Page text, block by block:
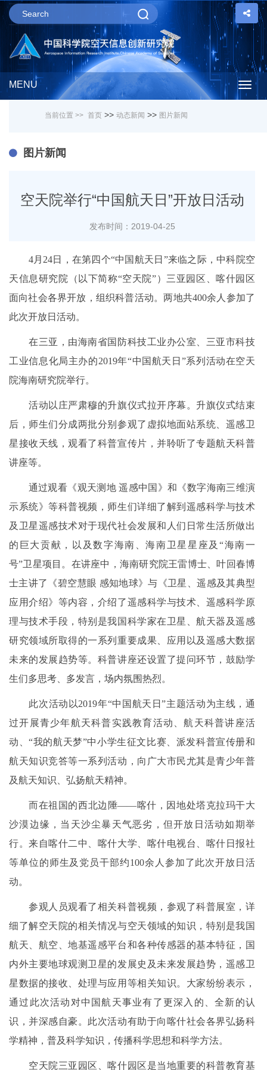
MENU
当前位置 >> 首页 >> 动态新闻 >> 图片新闻
图片新闻
空天院举行“中国航天日”开放日活动
发布时间：2019-04-25
4月24日，在第四个“中国航天日”来临之际，中科院空
天信息研究院（以下简称“空天院”）三亚园区、喀什园区
面向社会各界开放，组织科普活动。两地共400余人参加了
此次开放日活动。
在三亚，由海南省国防科技工业办公室、三亚市科技
工业信息化局主办的2019年“中国航天日”系列活动在空天
院海南研究院举行。
活动以庄严肃穆的升旗仪式拉开序幕。升旗仪式结束
后，师生们分成两批分别参观了虚拟地面站系统、遥感卫
星接收天线，观看了科普宣传片，并聆听了专题航天科普
讲座等。
通过观看《观天测地 遥感中国》和《数字海南三维演
示系统》等科普视频，师生们详细了解到遥感科学与技术
及卫星遥感技术对于现代社会发展和人们日常生活所做出
的巨大贡献，以及数字海南、海南卫星星座及“海南一
号”卫星项目。在讲座中，海南研究院王雷博士、叶回春博
士主讲了《碧空慧眼 感知地球》与《卫星、遥感及其典型
应用介绍》等内容，介绍了遥感科学与技术、遥感科学原
理与技术手段，特别是我国科学家在卫星、航天器及遥感
研究领域所取得的一系列重要成果、应用以及遥感大数据
未来的发展趋势等。科普讲座还设置了提问环节，鼓励学
生们多思考、多发言，场内氛围热烈。
此次活动以2019年“中国航天日”主题活动为主线，通
过开展青少年航天科普实践教育活动、航天科普讲座活
动、“我的航天梦”中小学生征文比赛、派发科普宣传册和
航天知识竞答等一系列活动，向广大市民尤其是青少年普
及航天知识、弘扬航天精神。
而在祖国的西北边陲——喀什，因地处塔克拉玛干大
沙漠边缘，当天沙尘暴天气恶劣，但开放日活动如期举
行。来自喀什二中、喀什大学、喀什电视台、喀什日报社
等单位的师生及党员干部约100余人参加了此次开放日活
动。
参观人员观看了相关科普视频，参观了科普展室，详
细了解空天院的相关情况与空天领域的知识，特别是我国
航天、航空、地基遥感平台和各种传感器的基本特征，国
内外主要地球观测卫星的发展史及未来发展趋势，遥感卫
星数据的接收、处理与应用等相关知识。大家纷纷表示，
通过此次活动对中国航天事业有了更深入的、全新的认
识，并深感自豪。此次活动有助于向喀什社会各界弘扬科
学精神，普及科学知识，传播科学思想和科学方法。
空天院三亚园区、喀什园区是当地重要的科普教育基